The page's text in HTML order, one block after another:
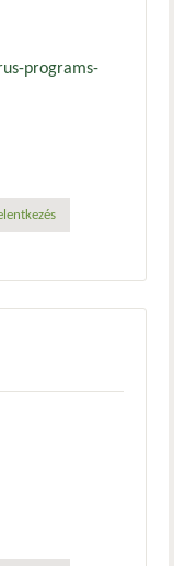
programs-